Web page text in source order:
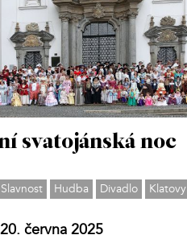
svatojánská noc
Slavnost Hudba Divadlo Klatovy
června 2025